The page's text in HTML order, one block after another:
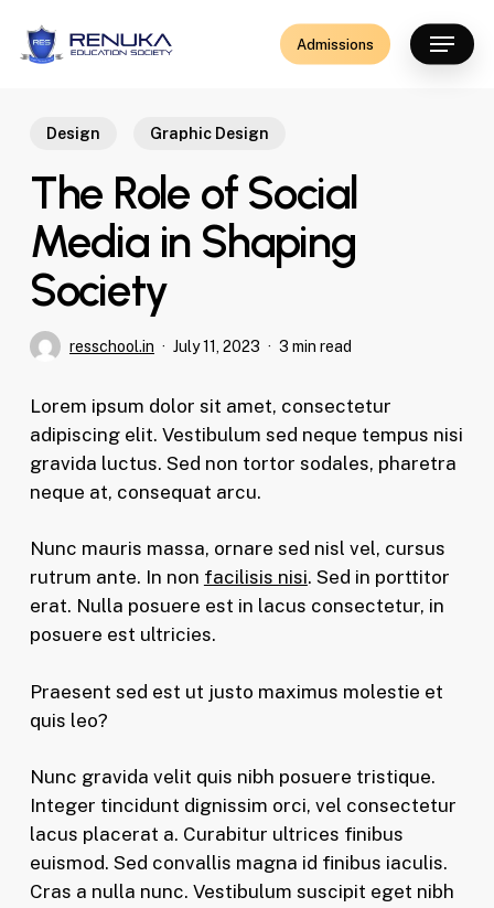
main
Admissions
Menu
Design Graphic Design
The Role of Social
Media in Shaping
Society
resschool.in July 11, 2023 3 min read
Lorem ipsum dolor sit amet, consectetur
adipiscing elit. Vestibulum sed neque tempus nisi
gravida luctus. Sed non tortor sodales, pharetra
neque at, consequat arcu.
Nunc mauris massa, ornare sed nisl vel, cursus
rutrum ante. In non facilisis nisi. Sed in porttitor
erat. Nulla posuere est in lacus consectetur, in
posuere est ultricies.
Praesent sed est ut justo maximus molestie et
quis leo?
Nunc gravida velit quis nibh posuere tristique.
Integer tincidunt dignissim orci, vel consectetur
lacus placerat a. Curabitur ultrices finibus
euismod. Sed convallis magna id finibus iaculis.
Cras a nulla nunc. Vestibulum suscipit eget nibh